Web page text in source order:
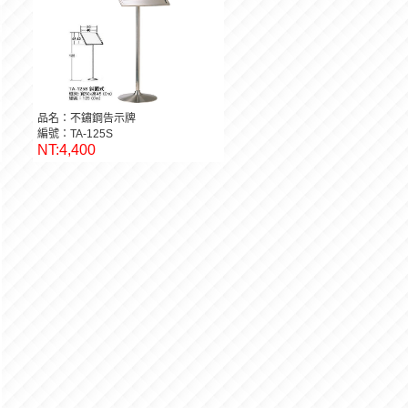
品名：不鏽鋼告示牌
編號：TA-125S
NT:4,400